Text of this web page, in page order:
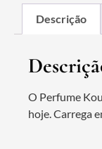
Descrição
O Perfume
hoje. Carrega